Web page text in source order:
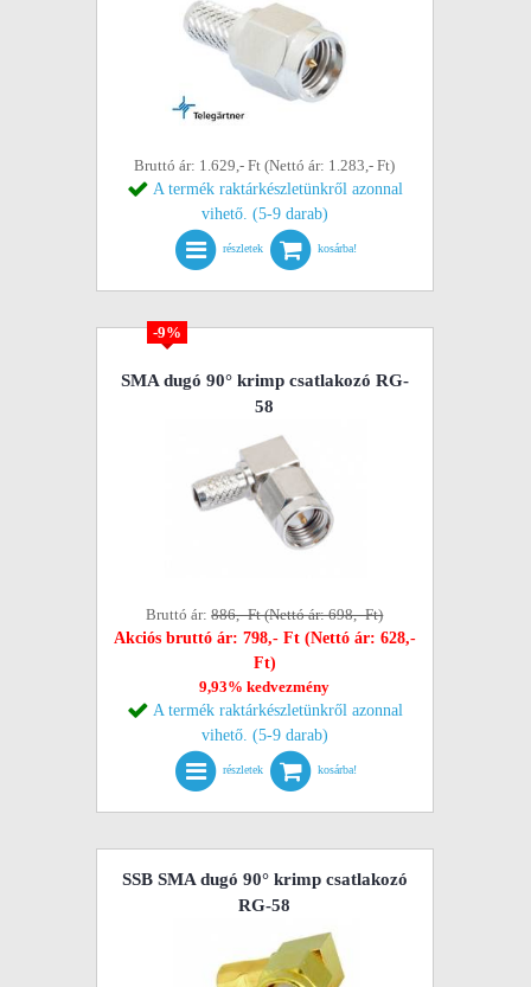
Bruttó ár: 1.629,- Ft (Nettó ár: 1.283,- Ft)
A termék raktárkészletünkről azonnal
vihető. (5-9 darab)
részletek kosárba!
-9%
SMA dugó 90° krimp csatlakozó RG-
58
Bruttó ár:886,- Ft (Nettó ár: 698,- Ft)
Akciós bruttó ár: 798,- Ft (Nettó ár: 628,-
Ft)
9,93% kedvezmény
A termék raktárkészletünkről azonnal
vihető. (5-9 darab)
részletek kosárba!
SSB SMA dugó 90° krimp csatlakozó
RG-58